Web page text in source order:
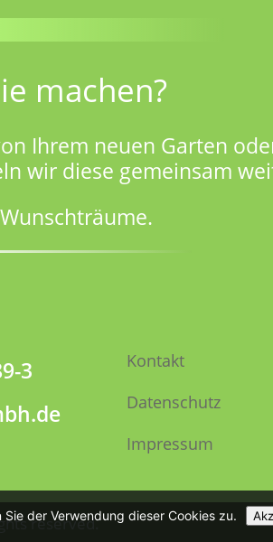
machen?
Ihrem neuen Garten
wir diese gemeinsam
3
Kontakt
Datenschutz
Impressum
reserved.
der Verwendung dieser Cookies zu.